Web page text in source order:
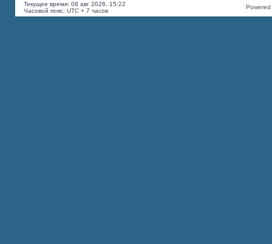
Текущее время: 08 авг 2026, 15:22
Часовой пояс: UTC + 7 часов